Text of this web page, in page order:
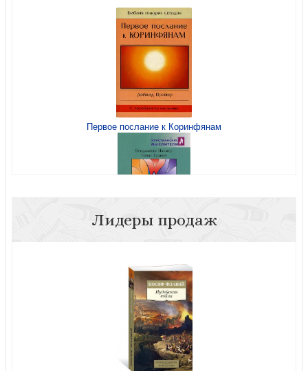
Бизнес и Бог
Бог в трех лицах: Троица
Христианская вера
Первое послание к Коринфянам
Лидеры продаж